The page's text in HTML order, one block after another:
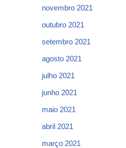
novembro 2021
outubro 2021
setembro 2021
agosto 2021
julho 2021
junho 2021
maio 2021
abril 2021
março 2021